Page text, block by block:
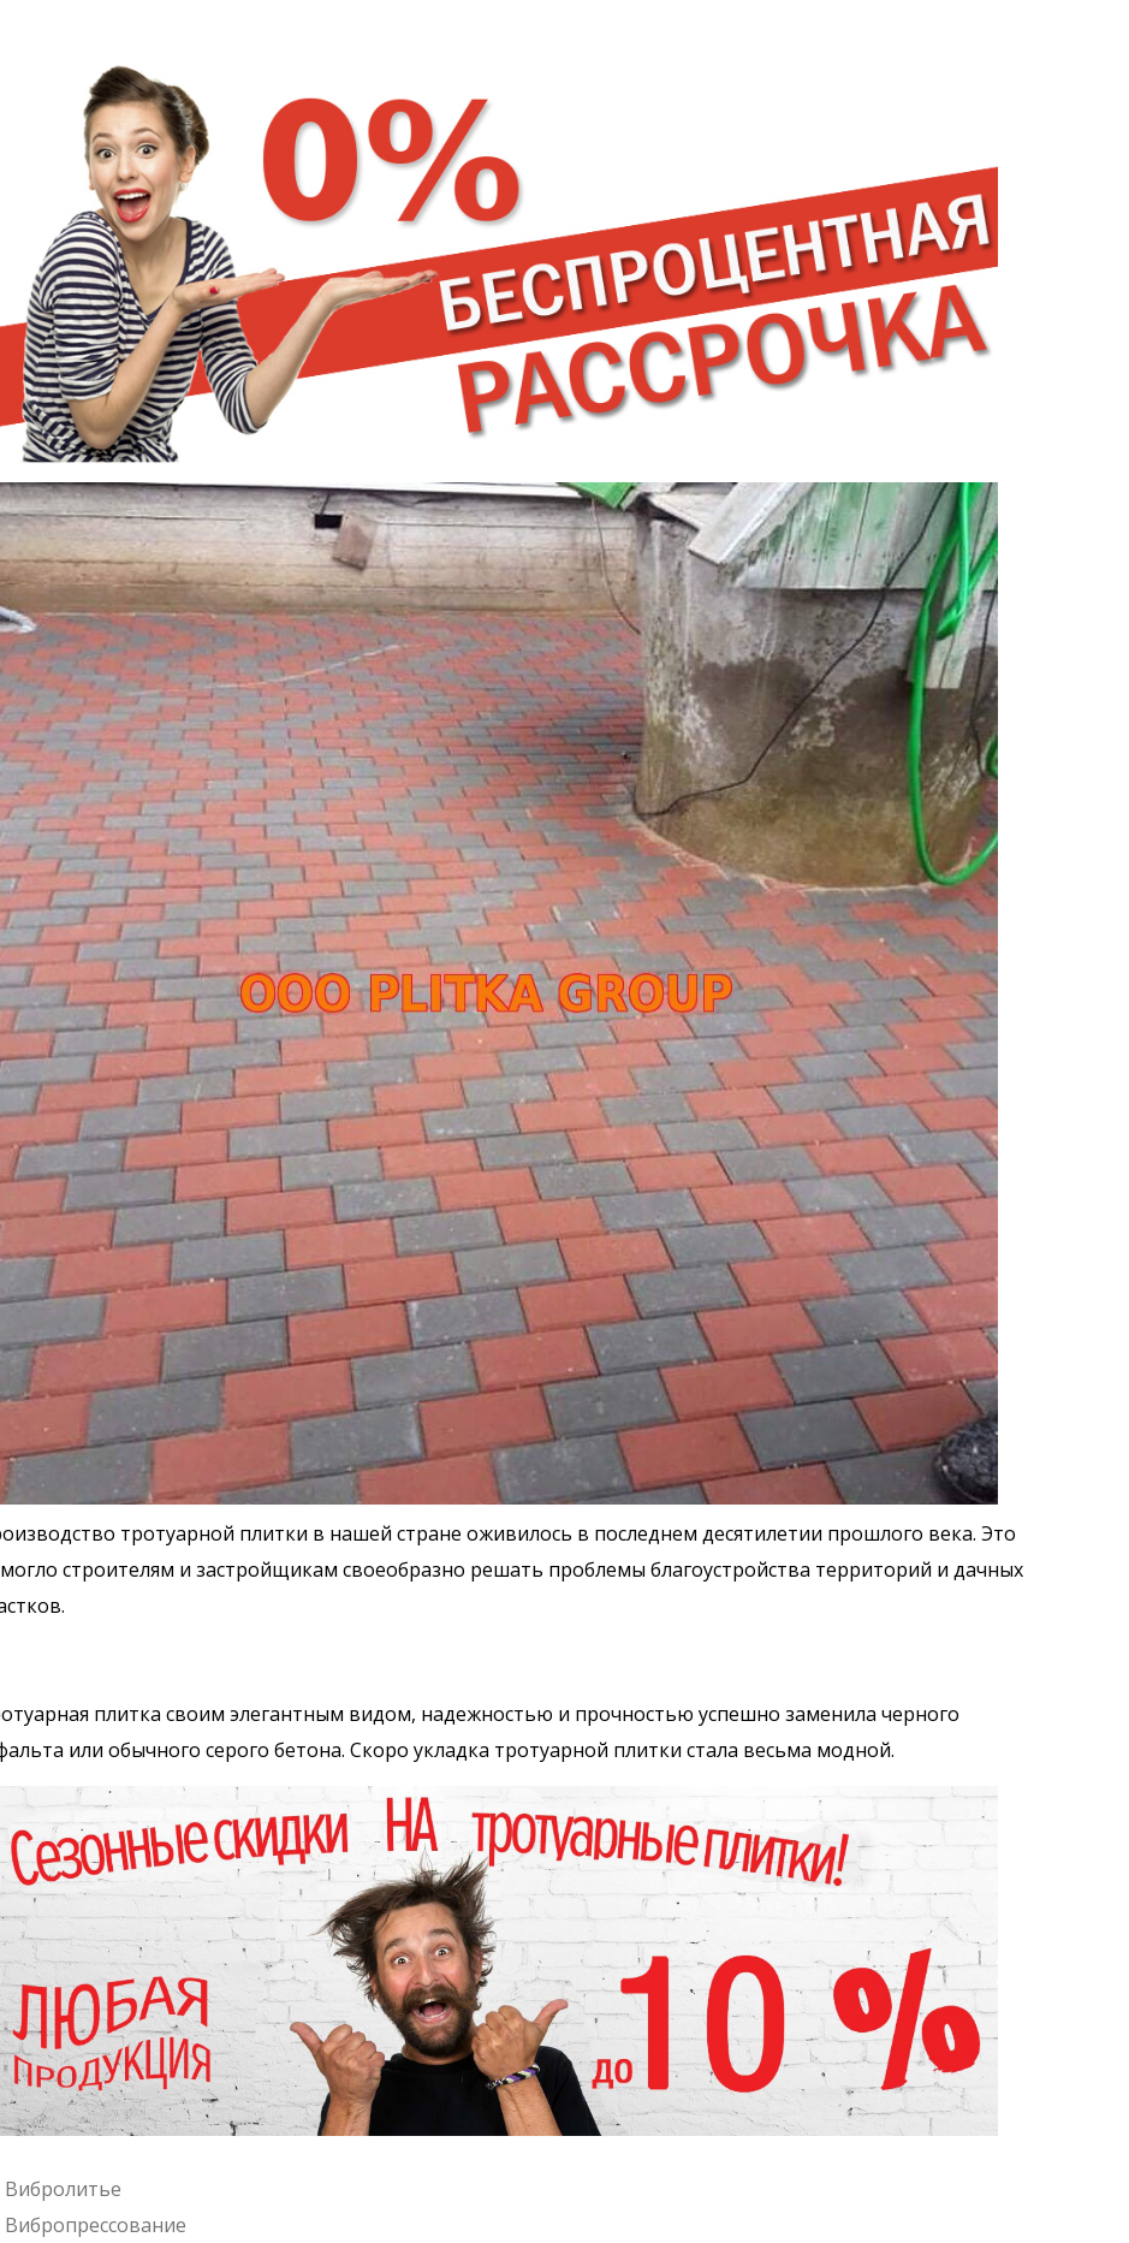
тротуарной плитки в нашей стране оживилось в последнем десятилетии прошлого века. Это
строителям и застройщикам своеобразно решать проблемы благоустройства территорий и дачных
плитка своим элегантным видом, надежностью и прочностью успешно заменила черного
или обычного серого бетона. Скоро укладка тротуарной плитки стала весьма модной.
Вибролитье
Вибропрессование